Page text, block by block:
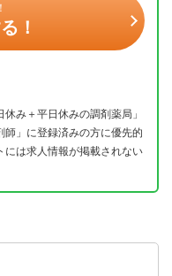
！
み＋平日休みの調剤薬局」
師」に登録済みの方に優先的
には求人情報が掲載されない